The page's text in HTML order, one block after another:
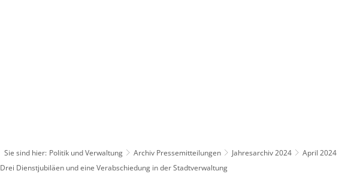
Sie sind hier: Politik und Verwaltung Archiv Pressemitteilungen Jahresarchiv 2024
April 2024
Drei Dienstjubiläen und eine Verabschiedung in der Stadtverwaltung